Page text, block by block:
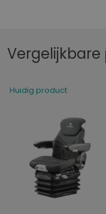
Huidig product